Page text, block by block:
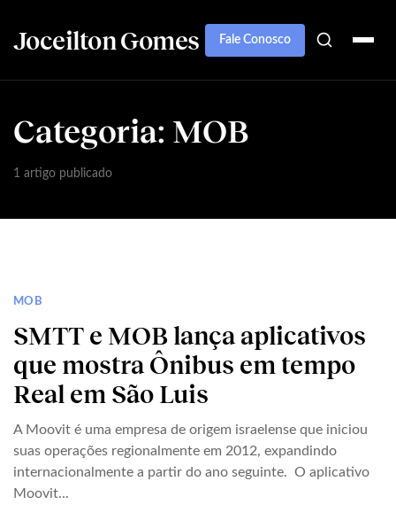
Joceilton Gomes Fale Conosco
Categoria: MOB
1 artigo publicado
MOB
SMTT e MOB lança aplicativos
que mostra Ônibus em tempo
Real em São Luis
A Moovit é uma empresa de origem israelense que iniciou
suas operações regionalmente em 2012, expandindo
internacionalmente a partir do ano seguinte. O aplicativo
Moovit...